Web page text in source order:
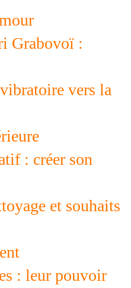
Grabovoï :
vers la
: créer son
et souhaits
: leur pouvoir